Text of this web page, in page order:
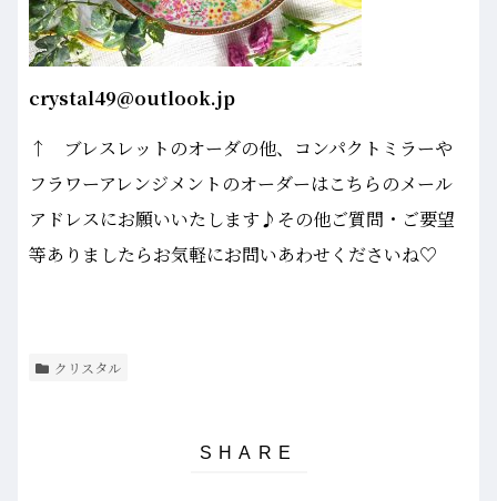
crystal49@outlook.jp
↑ ブレスレットのオーダの他、コンパクトミラーや
フラワーアレンジメントのオーダーはこちらのメール
アドレスにお願いいたします♪その他ご質問・ご要望
等ありましたらお気軽にお問いあわせくださいね♡
クリスタル